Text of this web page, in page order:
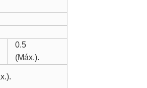
0.5
(Máx.).